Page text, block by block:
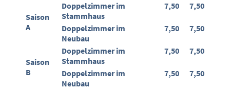
Saison
A
Doppelzimmer im
Stammhaus
7,50 7,50
Doppelzimmer im
Neubau
7,50 7,50
Saison
B
Doppelzimmer im
Stammhaus
7,50 7,50
Doppelzimmer im
Neubau
7,50 7,50